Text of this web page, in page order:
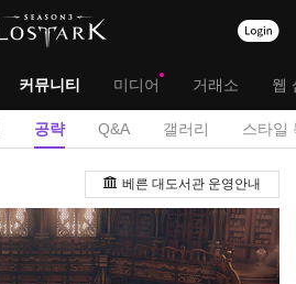
대
메
커뮤니티 미디어 거래소 웹
서
메
뉴
공략 Q&A 갤러리 스타일
베른 대도서관 운영안내